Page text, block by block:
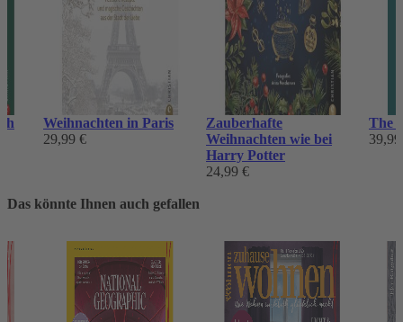
Weihnachten in Paris
29,99 €
Zauberhafte
Weihnachten wie bei
Harry Potter
24,99 €
The
Das könnte Ihnen auch gefallen